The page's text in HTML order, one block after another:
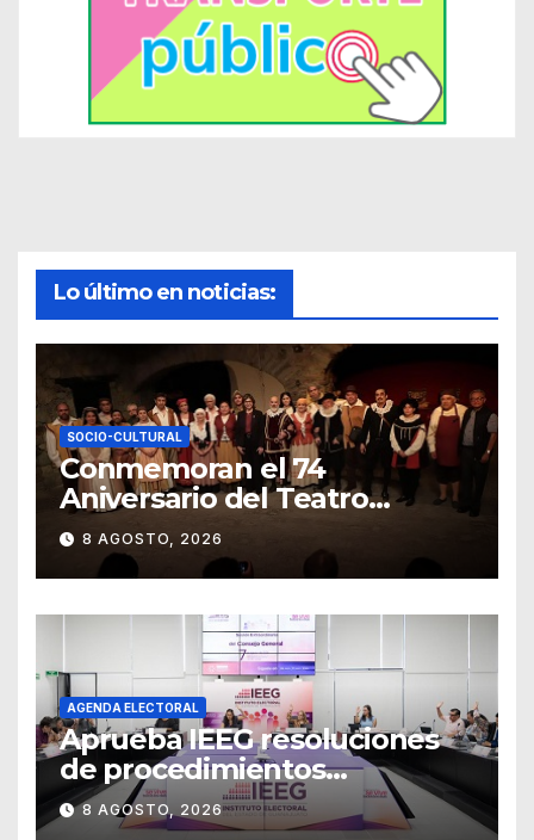
Lo último en noticias:
SOCIO-CULTURAL
Conmemoran el 74
Aniversario del Teatro
Universitario con una
representación del
“Retablillo jovial”
8 AGOSTO, 2026
AGENDA ELECTORAL
Aprueba IEEG resoluciones
de procedimientos
sancionadores
8 AGOSTO, 2026